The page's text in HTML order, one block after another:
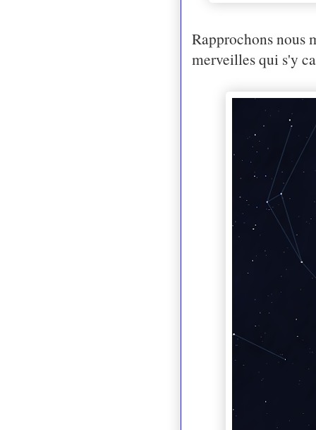
Rapprochons nous
merveilles qui s'y